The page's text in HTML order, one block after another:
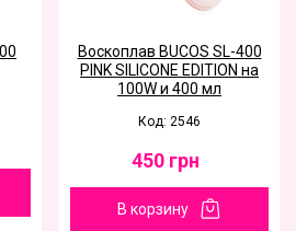
Воскоплав BUCOS SL-400
PINK SILICONE EDITION на
100W и 400 мл
Код: 2546
450 грн
В корзину